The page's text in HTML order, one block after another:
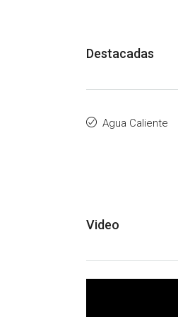
Destacadas
Agua Caliente
Video